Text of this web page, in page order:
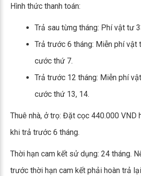
Hình thức thanh toán:
Trả sau từng tháng: Phí vật tư
Trả trước 6 tháng: Miễn phí vật
cước thứ 7.
Trả trước 12 tháng: Miễn phí
cước thứ 13, 14.
Thuê nhà, ở trọ: Đặt cọc 440.000 VND
khi trả trước 6 tháng.
Thời hạn cam kết sử dụng: 24 tháng.
trước thời hạn cam kết phải hoàn trả